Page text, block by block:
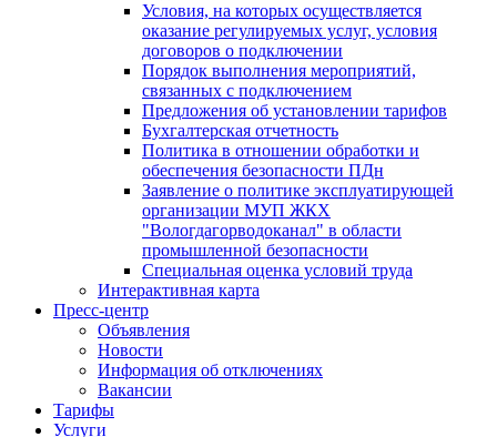
Условия, на которых осуществляется
оказание регулируемых услуг, условия
договоров о подключении
Порядок выполнения мероприятий,
связанных с подключением
Предложения об установлении тарифов
Бухгалтерская отчетность
Политика в отношении обработки и
обеспечения безопасности ПДн
Заявление о политике эксплуатирующей
организации МУП ЖКХ
"Вологдагорводоканал" в области
промышленной безопасности
Специальная оценка условий труда
Интерактивная карта
Пресс-центр
Объявления
Новости
Информация об отключениях
Вакансии
Тарифы
Услуги